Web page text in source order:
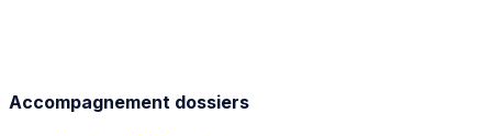
Accompagnement dossiers